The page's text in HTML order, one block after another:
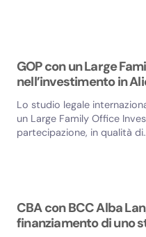
GOP con un Large
nell’investimento in
Lo studio legale
un Large Family Office
partecipazione, in qualità
CBA con BCC Alba
finanziamento di uno